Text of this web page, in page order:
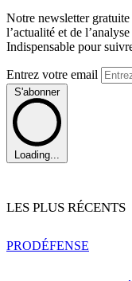
Notre newsletter
l’actualité et de
Indispensable pour
Entrez votre email
S'abonner
Loading...
LES PLUS RÉCENTS
PRODÉFENSE